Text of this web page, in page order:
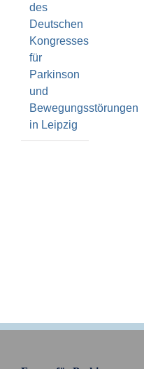
des
Deutschen
Kongresses
für
Parkinson
und
Bewegungsstörungen
in Leipzig